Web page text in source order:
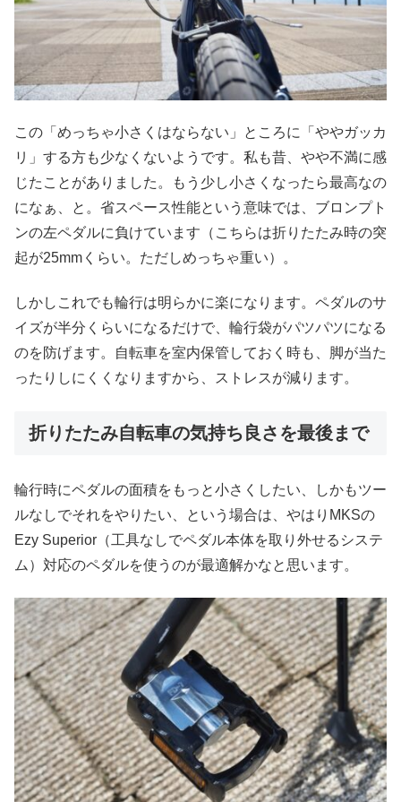
この「めっちゃ小さくはならない」ところに「ややガッカ
リ」する方も少なくないようです。私も昔、やや不満に感
じたことがありました。もう少し小さくなったら最高なの
になぁ、と。省スペース性能という意味では、ブロンプト
ンの左ペダルに負けています（こちらは折りたたみ時の突
起が25mmくらい。ただしめっちゃ重い）。
しかしこれでも輪行は明らかに楽になります。ペダルのサ
イズが半分くらいになるだけで、輪行袋がパツパツになる
のを防げます。自転車を室内保管しておく時も、脚が当た
ったりしにくくなりますから、ストレスが減ります。
折りたたみ自転車の気持ち良さを最後まで
輪行時にペダルの面積をもっと小さくしたい、しかもツー
ルなしでそれをやりたい、という場合は、やはりMKSの
Ezy Superior（工具なしでペダル本体を取り外せるシステ
ム）対応のペダルを使うのが最適解かなと思います。